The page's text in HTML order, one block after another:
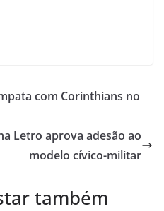
com Corinthians no
Letro aprova adesão ao
modelo cívico-militar
também